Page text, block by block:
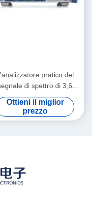
pratico del
di spettro di 3,6
gigahertz ha usato R&S
FSV3 per il LED
Ottieni il miglior
prezzo